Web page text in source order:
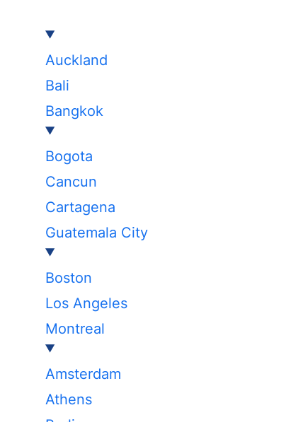
Auckland
Bali
Bangkok
Bogota
Cancun
Cartagena
Guatemala City
Boston
Los Angeles
Montreal
Amsterdam
Athens